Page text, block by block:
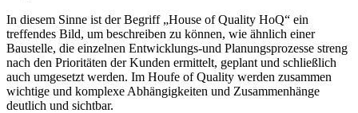
In diesem Sinne ist der Begriff „House of Quality HoQ“ ein
treffendes Bild, um beschreiben zu können, wie ähnlich einer
Baustelle, die einzelnen Entwicklungs-und Planungsprozesse streng
nach den Prioritäten der Kunden ermittelt, geplant und schließlich
auch umgesetzt werden. Im Houfe of Quality werden zusammen
wichtige und komplexe Abhängigkeiten und Zusammenhänge
deutlich und sichtbar.